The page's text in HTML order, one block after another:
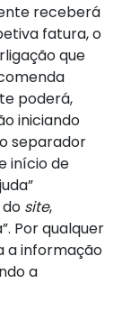
receberá
fatura, o
que
poderá,
iniciando
separador
início de
site,
Por qualquer
a informação
a